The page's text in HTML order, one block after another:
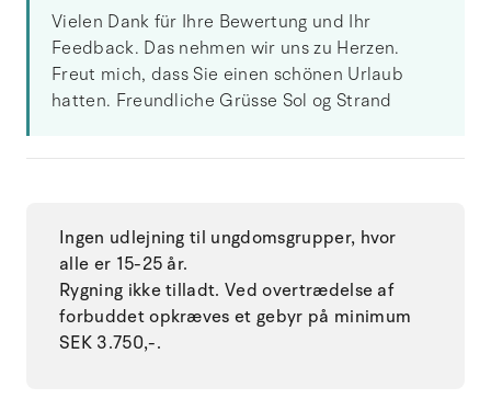
Vielen Dank für Ihre Bewertung und Ihr
Feedback. Das nehmen wir uns zu Herzen.
Freut mich, dass Sie einen schönen Urlaub
hatten. Freundliche Grüsse Sol og Strand
Ingen udlejning til ungdomsgrupper, hvor
alle er 15-25 år.
Rygning ikke tilladt. Ved overtrædelse af
forbuddet opkræves et gebyr på minimum
SEK 3.750,-.